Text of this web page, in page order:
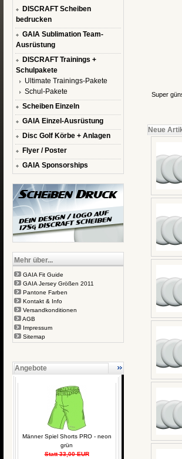
DISCRAFT Scheiben
bedrucken
GAIA Sublimation Team-
Ausrüstung
DISCRAFT Trainings +
Schulpakete
Ultimate Trainings-Pakete
Schul-Pakete
Scheiben Einzeln
GAIA Einzel-Ausrüstung
Disc Golf Körbe + Anlagen
Flyer / Poster
GAIA Sponsorships
Mehr über...
GAIA Fit Guide
GAIA Jersey Größen 2011
Pantone Farben
Kontakt & Info
Versandkonditionen
AGB
Impressum
Sitemap
Angebote
Männer Spiel Shorts PRO - neon
grün
Statt 33,00 EUR
Super
Neue